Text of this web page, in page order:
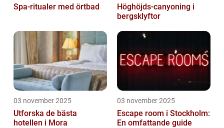
Spa-ritualer med örtbad
Höghöjds-canyoning i
bergsklyftor
03 november 2025
Utforska de bästa
hotellen i Mora
03 november 2025
Escape room i Stockholm:
En omfattande guide